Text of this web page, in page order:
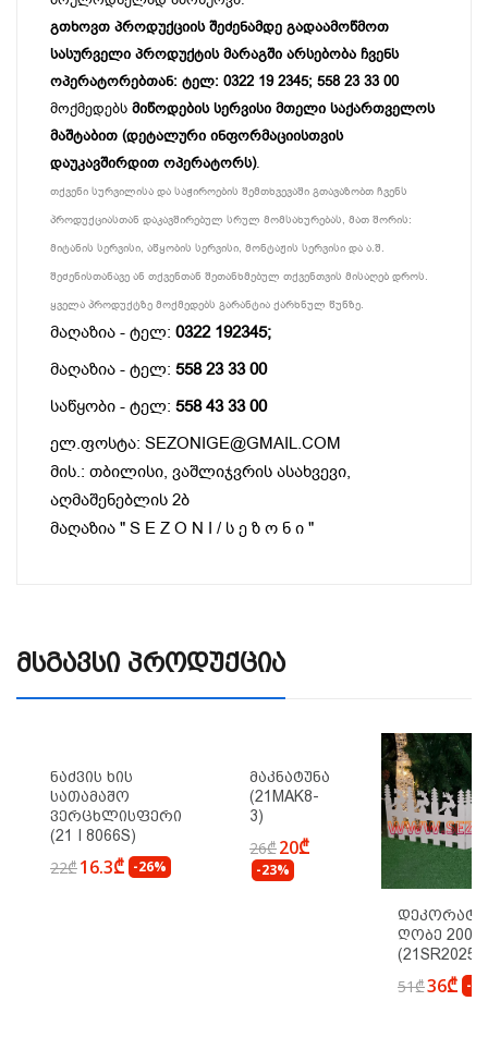
გთხოვთ პროდუქციის შეძენამდე გადაამოწმოთ
სასურველი პროდუქტის მარაგში არსებობა ჩვენს
ოპერატორებთან: ტელ: 0322 19 2345; 558 23 33 00
მოქმედებს მიწოდების სერვისი მთელი საქართველოს
მაშტაბით (დეტალური ინფორმაციისთვის
დაუკავშირდით ოპერატორს).
თქვენი სურვილისა და საჭიროების შემთხვევაში გთავაზობთ ჩვენს
პროდუქციასთან დაკავშირებულ სრულ მომსახურებას, მათ შორის:
მიტანის სერვისი, აწყობის სერვისი, მონტაჟის სერვისი და ა.შ.
შეძენისთანავე ან თქვენთან შეთანხმებულ თქვენთვის მისაღებ დროს.
ყველა პროდუქტზე მოქმედებს გარანტია ქარხნულ წუნზე.
მაღაზია - ტელ: 0322 192345;
მაღაზია - ტელ: 558 23 33 00
საწყობი - ტელ: 558 43 33 00
ელ.ფოსტა: SEZONIGE@GMAIL.COM
მის.: თბილისი, ვაშლიჯვრის ასახვევი,
აღმაშენებლის 2ბ
მაღაზია " S E Z O N I / ს ე ზ ო ნ ი "
Მსგავსი Პროდუქცია
Ნაძვის Ხის
Სათამაშო
Ვერცხლისფერი
(21 I 8066S)
22₾16.3₾ -26%
Მაკნატუნა
(21MAK8-
3)
26₾20₾
-23%
Ღობე
(21SR2025)
51₾36₾ -